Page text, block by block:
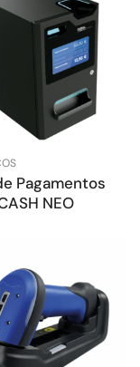
Pagamentos
NEO